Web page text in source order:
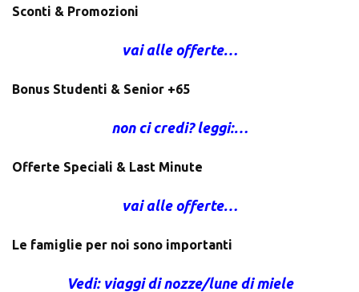
Sconti & Promozioni
vai alle offerte…
Bonus Studenti & Senior +65
non ci credi? leggi:…
Offerte Speciali & Last Minute
vai alle offerte…
Le famiglie per noi sono importanti
Vedi: viaggi di nozze/lune di miele